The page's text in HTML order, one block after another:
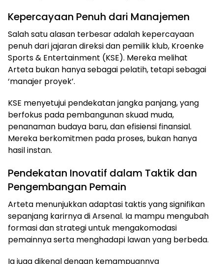
Kepercayaan Penuh dari Manajemen
Salah satu alasan terbesar adalah kepercayaan
penuh dari jajaran direksi dan pemilik klub, Kroenke
Sports & Entertainment (KSE). Mereka melihat
Arteta bukan hanya sebagai pelatih, tetapi sebagai
‘manajer proyek’.
KSE menyetujui pendekatan jangka panjang, yang
berfokus pada pembangunan skuad muda,
penanaman budaya baru, dan efisiensi finansial.
Mereka berkomitmen pada proses, bukan hanya
hasil instan.
Pendekatan Inovatif dalam Taktik dan
Pengembangan Pemain
Arteta menunjukkan adaptasi taktis yang signifikan
sepanjang karirnya di Arsenal. Ia mampu mengubah
formasi dan strategi untuk mengakomodasi
pemainnya serta menghadapi lawan yang berbeda.
Ia juga dikenal dengan kemampuannya